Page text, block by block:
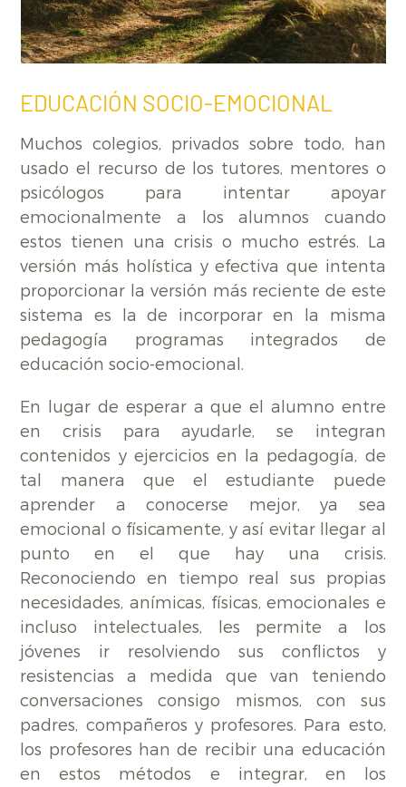
EDUCACIÓN SOCIO-EMOCIONAL
Muchos colegios, privados sobre todo, han
usado el recurso de los tutores, mentores o
psicólogos para intentar apoyar
emocionalmente a los alumnos cuando
estos tienen una crisis o mucho estrés. La
versión más holística y efectiva que intenta
proporcionar la versión más reciente de este
sistema es la de incorporar en la misma
pedagogía programas integrados de
educación socio-emocional.
En lugar de esperar a que el alumno entre
en crisis para ayudarle, se integran
contenidos y ejercicios en la pedagogía, de
tal manera que el estudiante puede
aprender a conocerse mejor, ya sea
emocional o físicamente, y así evitar llegar al
punto en el que hay una crisis.
Reconociendo en tiempo real sus propias
necesidades, anímicas, físicas, emocionales e
incluso intelectuales, les permite a los
jóvenes ir resolviendo sus conflictos y
resistencias a medida que van teniendo
conversaciones consigo mismos, con sus
padres, compañeros y profesores. Para esto,
los profesores han de recibir una educación
en estos métodos e integrar, en los